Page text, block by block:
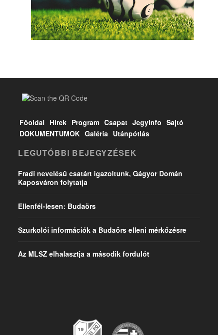
Főoldal Hírek Program Csapat Jegyinfo Sajtó
DOKUMENTUMOK Galéria Utánpótlás
LEGUTÓBBI BEJEGYZÉSEK
Fradi nevelésű csatárt igazoltunk, Gágyor Domán
Kaposváron folytatja
Ellenfél-lesen: Budaörs
Szurkolói információk a Budaörs elleni mérkőzésre
Az MLSZ elhalasztja a második fordulót